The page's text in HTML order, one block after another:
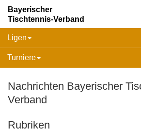
Bayerischer
Tischtennis-Verband
Ligen
Turniere
Nachrichten Bayerischer
Verband
Rubriken